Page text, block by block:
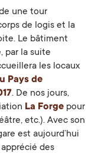
une tour
de logis et la
Le bâtiment
par la suite
les locaux
Pays de
. De nos jours,
La Forge pour
etc.). Avec son
est aujourd’hui
des